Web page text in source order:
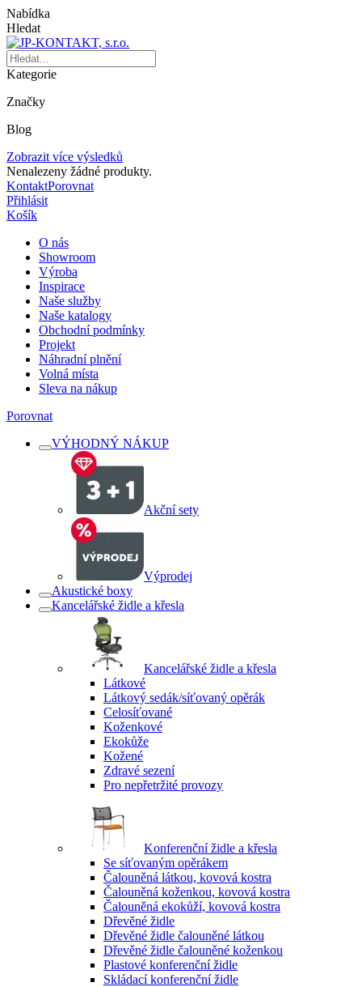
Nabídka
Hledat
Kategorie
Značky
Blog
Zobrazit více výsledků
Nenalezeny žádné produkty.
KontaktPorovnat
Přihlásit
Košík
O nás
Showroom
Výroba
Inspirace
Naše služby
Naše katalogy
Obchodní podmínky
Projekt
Náhradní plnění
Volná místa
Sleva na nákup
Porovnat
VÝHODNÝ NÁKUP
Akční sety
Výprodej
Akustické boxy
Kancelářské židle a křesla
Kancelářské židle a křesla
Látkové
Látkový sedák/síťovaný opěrák
Celosíťované
Koženkové
Ekokůže
Kožené
Zdravé sezení
Pro nepřetržité provozy
Konferenční židle a křesla
Se síťovaným opěrákem
Čalouněná látkou, kovová kostra
Čalouněná koženkou, kovová kostra
Čalouněná ekokůží, kovová kostra
Dřevěné židle
Dřevěné židle čalouněné látkou
Dřevěné židle čalouněné koženkou
Plastové konferenční židle
Skládací konferenční židle